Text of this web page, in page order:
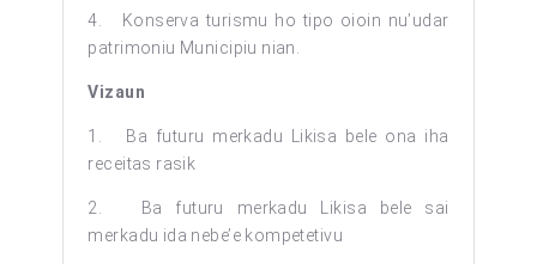
4. Konserva turismu ho tipo oioin nu’udar
patrimoniu Municipiu nian.
Vizaun
1. Ba futuru merkadu Likisa bele ona iha
receitas rasik
2. Ba futuru merkadu Likisa bele sai
merkadu ida nebe’e kompetetivu